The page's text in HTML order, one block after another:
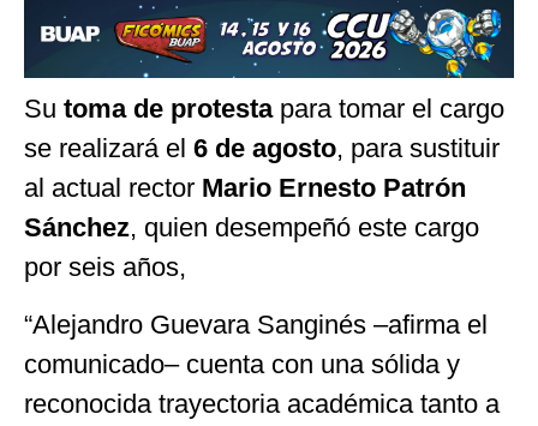
Su toma de protestapara tomar el cargo
se realizará el 6 de agosto, para sustituir
al actual rector Mario Ernesto Patrón
Sánchez, quien desempeñó este cargo
por seis años,
“Alejandro Guevara Sanginés –afirma el
comunicado– cuenta con una sólida y
reconocida trayectoria académica tanto a